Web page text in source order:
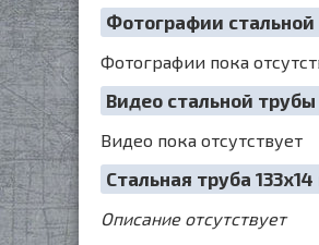
Фотографии стальной
Фотографии пока
Видео стальной трубы
Видео пока отсутствует
Cтальная труба
Описание отсутствует